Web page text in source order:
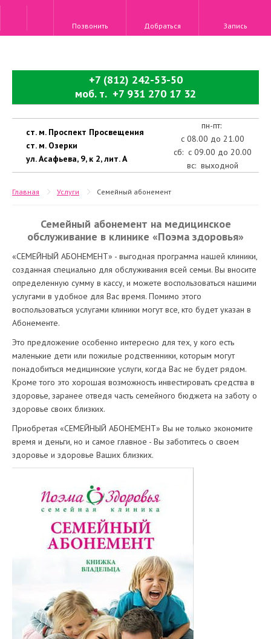
Позвонить Добраться Запись
+7 (812) 242-53-50
моб. т. +7 931 270 17 32
ст. м. Проспект Просвещения
ст. м. Озерки
ул. Асафьева, 9, к 2, лит. А
пн-пт:
с 08.00 до 21.00
сб: с 09.00 до 20.00
вс: выходной
Главная Услуги Семейный абонемент
Семейный абонемент на медицинское
обслуживание в клинике «Поэма здоровья»
«СЕМЕЙНЫЙ АБОНЕМЕНТ» - выгодная программа нашей клиники,
созданная специально для обслуживания всей семьи. Вы вносите
определенную сумму в кассу, и можете воспользоваться нашими
услугами в удобное для Вас время. Помимо этого
воспользоваться услугами клиники могут все, кто будет указан в
Абонементе.
Это предложение особенно интересно для тех, у кого есть
маленькие дети или пожилые родственники, которым могут
понадобиться медицинские услуги, когда Вас не будет рядом.
Кроме того это хорошая возможность инвестировать средства в
здоровье, заранее отведя часть семейного бюджета на заботу о
здоровье своих близких.
Приобретая «СЕМЕЙНЫЙ АБОНЕМЕНТ» Вы не только экономите
время и деньги, но и самое главное - Вы заботитесь о своем
здоровье и здоровье Ваших близких.